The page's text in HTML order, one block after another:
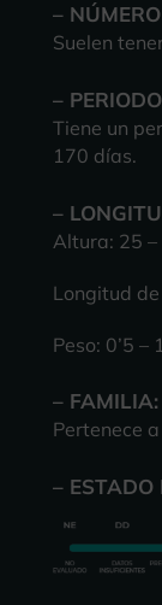
–
Suelen
–
Tiene un
170 días.
–
Altura: 25 –
Longitud
Peso: 0’5 –
– FAMILIA:
Pertenece
– ESTADO